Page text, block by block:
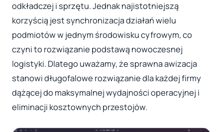
odkładczej i sprzętu. Jednak najistotniejszą
korzyścią jest synchronizacja działań wielu
podmiotów w jednym środowisku cyfrowym, co
czyni to rozwiązanie podstawą nowoczesnej
logistyki. Dlatego uważamy, że sprawna awizacja
stanowi długofalowe rozwiązanie dla każdej firmy
dążącej do maksymalnej wydajności operacyjnej i
eliminacji kosztownych przestojów.